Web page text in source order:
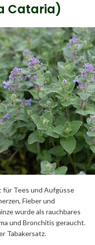
Cataria)
für Tees und Aufgüsse
Fieber und
wurde als rauchbares
und Bronchitis geraucht.
Tabakersatz.